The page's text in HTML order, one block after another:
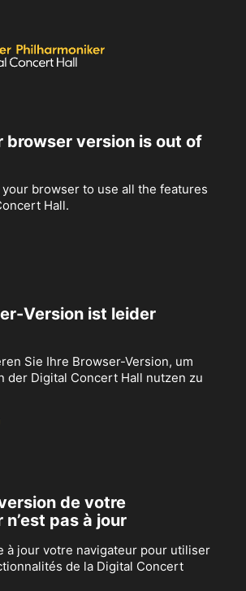
browser version is out of
your browser to use all the features
Hall.
Version ist leider
Sie Ihre Browser-Version, um
der Digital Concert Hall nutzen zu
de votre
pas à jour
à jour votre navigateur pour utiliser
de la Digital Concert